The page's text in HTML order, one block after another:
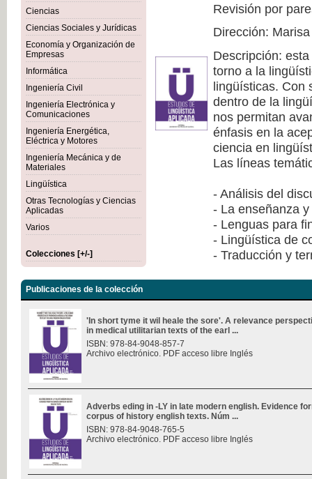
Ciencias
Ciencias Sociales y Jurídicas
Economía y Organización de
Empresas
Informática
Ingeniería Civil
Ingeniería Electrónica y
Comunicaciones
Ingeniería Energética,
Eléctrica y Motores
Ingeniería Mecánica y de
Materiales
Lingüística
Otras Tecnologías y Ciencias
Aplicadas
Varios
Colecciones [+/-]
Revisión por
Dirección:
Descripción:
torno a la
lingüísticas. Con
dentro de la
nos permitan
énfasis en la
ciencia en
Las líneas
- Análisis del
- La enseñanza
- Lenguas para
- Lingüística de
- Traducción y
Publicaciones de la colección
'In short tyme it wil heale the sore'. A relevance
in medical utilitarian texts of the earl ...
ISBN: 978-84-9048-857-7
Archivo electrónico. PDF acceso libre Inglés
Adverbs eding in -LY in late modern english. Evidence
corpus of history english texts. Núm ...
ISBN: 978-84-9048-765-5
Archivo electrónico. PDF acceso libre Inglés